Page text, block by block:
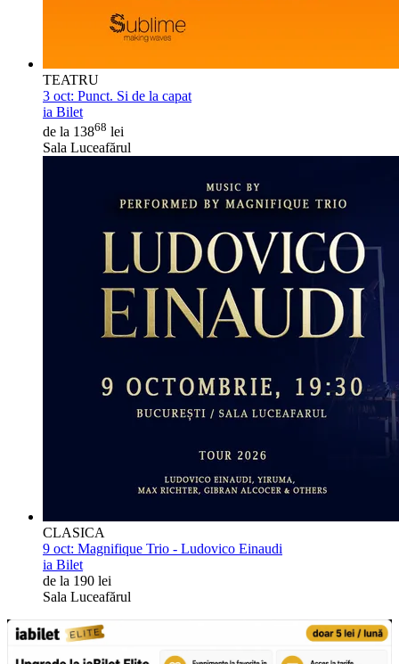
TEATRU
3 oct: Punct. Si de la capat
ia Bilet
de la 13868 lei
Sala Luceafărul
CLASICA
9 oct: Magnifique Trio - Ludovico Einaudi
ia Bilet
de la 190 lei
Sala Luceafărul